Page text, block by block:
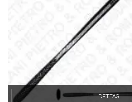
DETTAGLI